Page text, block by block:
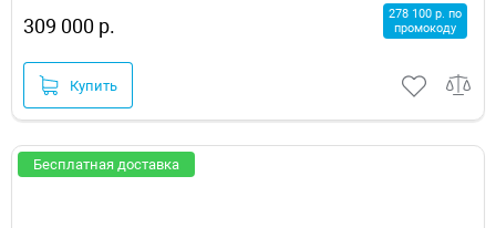
309 000 р.
278 100 р. по
промокоду
Купить
Бесплатная доставка